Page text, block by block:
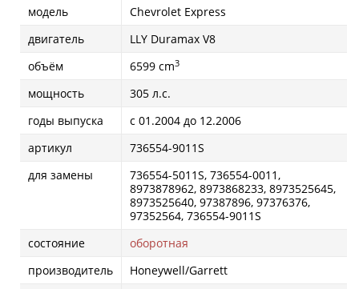
модель
Chevrolet Express
двигатель
LLY Duramax V8
объём
6599 cm3
мощность
305 л.с.
годы выпуска
с 01.2004 до 12.2006
артикул
736554-9011S
для замены
736554-5011S, 736554-0011,
8973878962, 8973868233, 8973525645,
8973525640, 97387896, 97376376,
97352564, 736554-9011S
состояние
оборотная
производитель
Honeywell/Garrett